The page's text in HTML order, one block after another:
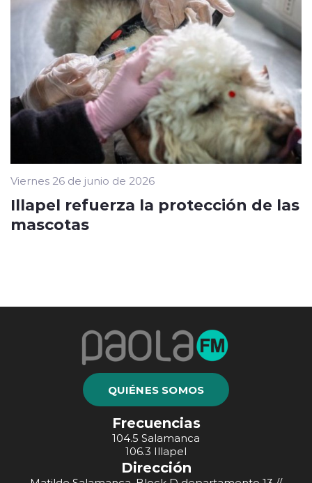
Viernes 26 de junio de 2026
Illapel refuerza la protección de las
mascotas
QUIÉNES SOMOS
Frecuencias
104.5 Salamanca
106.3 Illapel
Dirección